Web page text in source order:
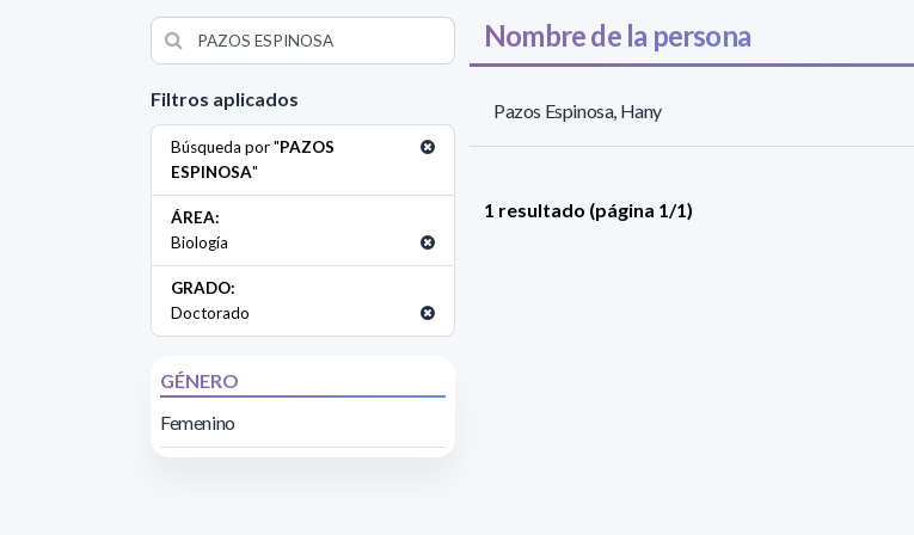
Filtros aplicados
Búsqueda por "PAZOS
ESPINOSA"
ÁREA:
Biología
GRADO:
Doctorado
GÉNERO
Femenino
Nombre de la persona
Pazos Espinosa, Hany
1 resultado (página 1/1)